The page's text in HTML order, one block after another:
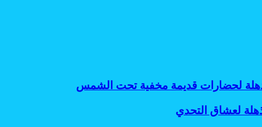
لحضارات قديمة مخفية تحت الشمس
لعشاق التحدي